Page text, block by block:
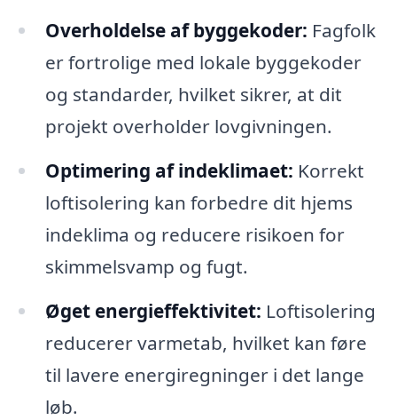
Overholdelse af byggekoder: Fagfolk
er fortrolige med lokale byggekoder
og standarder, hvilket sikrer, at dit
projekt overholder lovgivningen.
Optimering af indeklimaet: Korrekt
loftisolering kan forbedre dit hjems
indeklima og reducere risikoen for
skimmelsvamp og fugt.
Øget energieffektivitet: Loftisolering
reducerer varmetab, hvilket kan føre
til lavere energiregninger i det lange
løb.